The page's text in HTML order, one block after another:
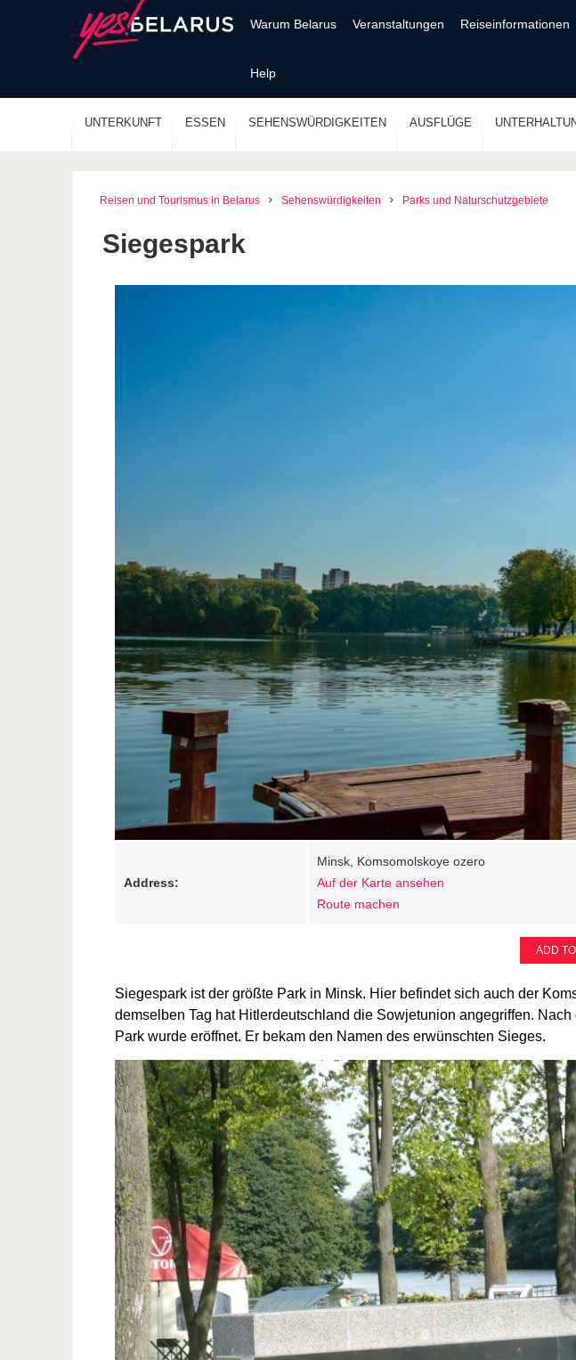
Warum Belarus Veranstaltungen Reiseinformationen
Help
UNTERKUNFT ESSEN SEHENSWÜRDIGKEITEN AUSFLÜGE
Reisen und Tourismus in Belarus Sehenswürdigkeiten Parks und Naturschutzgebiete
Siegespark
Address:
Minsk, Komsomolskoye ozero
Auf der Karte ansehen
Route machen
ADD
Siegespark ist der größte Park in Minsk. Hier befindet sich auch der
demselben Tag hat Hitlerdeutschland die Sowjetunion angegriffen.
Park wurde eröffnet. Er bekam den Namen des erwünschten Sieges.